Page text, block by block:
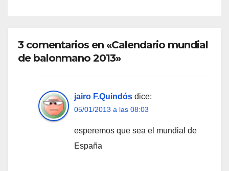
3 comentarios en «Calendario mundial
de balonmano 2013»
jairo F.Quindós dice:
05/01/2013 a las 08:03
esperemos que sea el mundial de
España